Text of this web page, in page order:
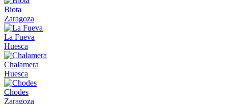
Biota
Zaragoza
La Fueva
Huesca
Chalamera
Huesca
Chodes
Zaragoza